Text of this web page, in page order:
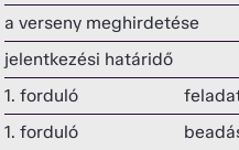
a verseny meghirdetése
jelentkezési határidő
1. forduló
1. forduló